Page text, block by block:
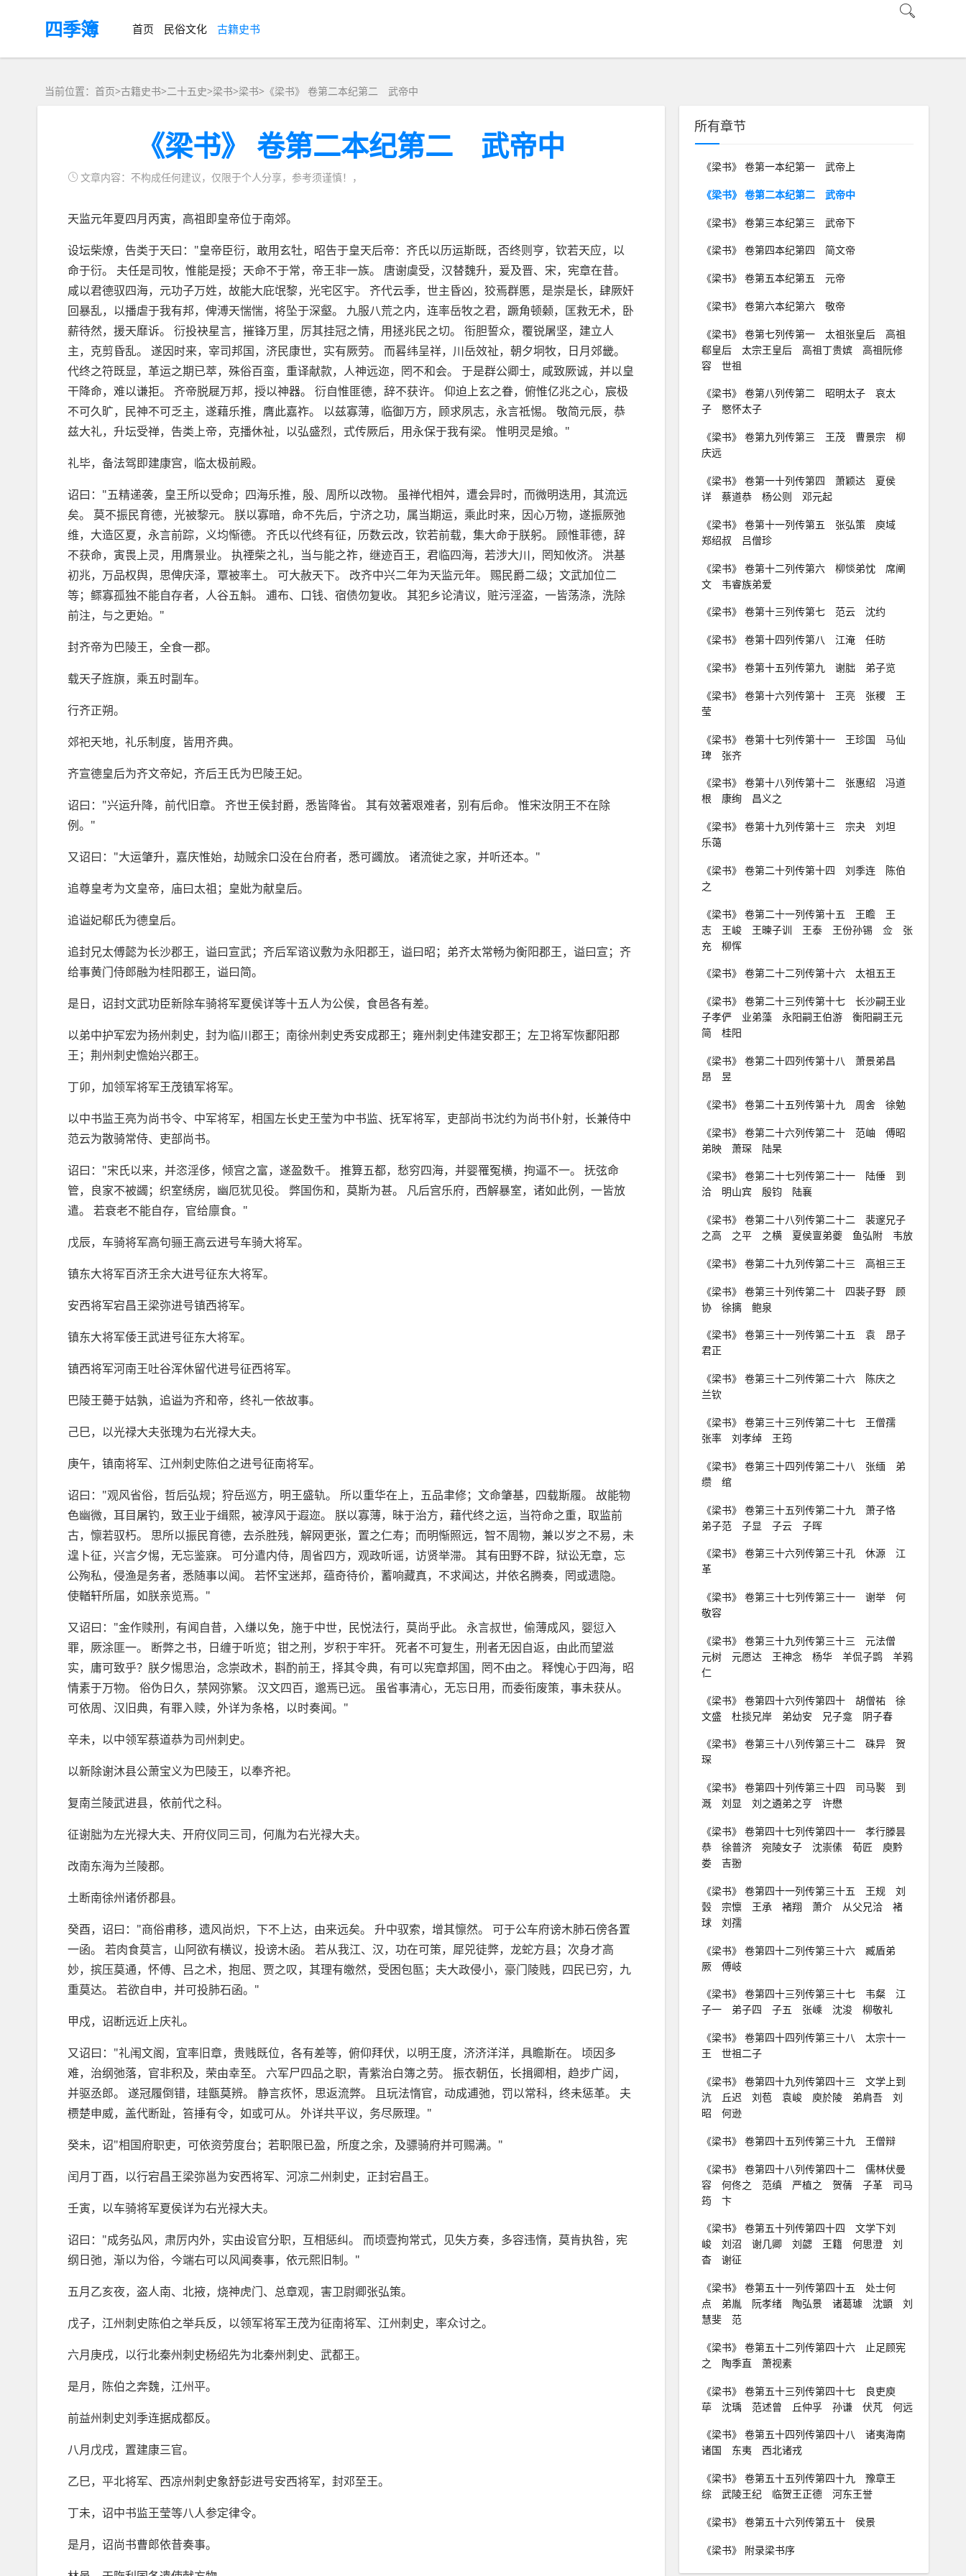
四季簿 首页 民俗文化 古籍史书
当前位置：首页>古籍史书>二十五史>梁书>梁书> 《梁书》 卷第二本纪第二 武帝中
《梁书》 卷第二本纪第二 武帝中
文章内容：不构成任何建议，仅限于个人分享，参考须谨慎！，
天监元年夏四月丙寅，高祖即皇帝位于南郊。
设坛柴燎，告类于天曰："皇帝臣衍，敢用玄牡，昭告于皇天后帝：齐氏以历运斯既，否终则亨，钦若天应，以
命于衍。 夫任是司牧，惟能是授；天命不于常，帝王非一族。 唐谢虞受，汉替魏升，爰及晋、宋，宪章在昔。
咸以君德驭四海，元功子万姓，故能大庇氓黎，光宅区宇。 齐代云季，世主昏凶，狡焉群慝，是崇是长，肆厥奸
回暴乱，以播虐于我有邦，俾溥天惴惴，将坠于深壑。 九服八荒之内，连率岳牧之君，蹶角顿颡，匡救无术，卧
薪待然，援天靡诉。 衍投袂星言，摧锋万里，厉其挂冠之情，用拯兆民之切。 衔胆誓众，覆锐屠坚，建立人
主，克剪昏乱。 遂因时来，宰司邦国，济民康世，实有厥劳。 而晷纬呈祥，川岳效祉，朝夕坰牧，日月郊畿。
代终之符既显，革运之期已萃，殊俗百蛮，重译献款，人神远迩，罔不和会。 于是群公卿士，咸致厥诚，并以皇
干降命，难以谦拒。 齐帝脱屣万邦，授以神器。 衍自惟匪德，辞不获许。 仰迫上玄之眷，俯惟亿兆之心，宸极
不可久旷，民神不可乏主，遂藉乐推，膺此嘉祚。 以兹寡薄，临御万方，顾求夙志，永言祗惕。 敬简元辰，恭
兹大礼，升坛受禅，告类上帝，克播休祉，以弘盛烈，式传厥后，用永保于我有梁。 惟明灵是飨。"
礼毕，备法驾即建康宫，临太极前殿。
诏曰："五精递袭，皇王所以受命；四海乐推，殷、周所以改物。 虽禅代相舛，遭会异时，而微明迭用，其流远
矣。 莫不振民育德，光被黎元。 朕以寡暗，命不先后，宁济之功，属当期运，乘此时来，因心万物，遂振厥弛
维，大造区夏，永言前踪，义均惭德。 齐氏以代终有征，历数云改，钦若前载，集大命于朕躬。 顾惟菲德，辞
不获命，寅畏上灵，用膺景业。 执禋柴之礼，当与能之祚，继迹百王，君临四海，若涉大川，罔知攸济。 洪基
初兆，万品权舆，思俾庆泽，覃被率土。 可大赦天下。 改齐中兴二年为天监元年。 赐民爵二级；文武加位二
等；鳏寡孤独不能自存者，人谷五斛。 逋布、口钱、宿债勿复收。 其犯乡论清议，赃污淫盗，一皆荡涤，洗除
前注，与之更始。"
封齐帝为巴陵王，全食一郡。
载天子旌旗，乘五时副车。
行齐正朔。
郊祀天地，礼乐制度，皆用齐典。
齐宣德皇后为齐文帝妃，齐后王氏为巴陵王妃。
诏曰："兴运升降，前代旧章。 齐世王侯封爵，悉皆降省。 其有效著艰难者，别有后命。 惟宋汝阴王不在除
例。"
又诏曰："大运肇升，嘉庆惟始，劫贼余口没在台府者，悉可蠲放。 诸流徙之家，并听还本。"
追尊皇考为文皇帝，庙曰太祖；皇妣为献皇后。
追谥妃郗氏为德皇后。
追封兄太傅懿为长沙郡王，谥曰宣武；齐后军谘议敷为永阳郡王，谥曰昭；弟齐太常畅为衡阳郡王，谥曰宣；齐
给事黄门侍郎融为桂阳郡王，谥曰简。
是日，诏封文武功臣新除车骑将军夏侯详等十五人为公侯，食邑各有差。
以弟中护军宏为扬州刺史，封为临川郡王；南徐州刺史秀安成郡王；雍州刺史伟建安郡王；左卫将军恢鄱阳郡
王；荆州刺史憺始兴郡王。
丁卯，加领军将军王茂镇军将军。
以中书监王亮为尚书令、中军将军，相国左长史王莹为中书监、抚军将军，吏部尚书沈约为尚书仆射，长兼侍中
范云为散骑常侍、吏部尚书。
诏曰："宋氏以来，并恣淫侈，倾宫之富，遂盈数千。 推算五都，愁穷四海，并婴罹冤横，拘逼不一。 抚弦命
管，良家不被蠲；织室绣房，幽厄犹见役。 弊国伤和，莫斯为甚。 凡后宫乐府，西解暴室，诸如此例，一皆放
遣。 若衰老不能自存，官给廪食。"
戊辰，车骑将军高句骊王高云进号车骑大将军。
镇东大将军百济王余大进号征东大将军。
安西将军宕昌王梁弥进号镇西将军。
镇东大将军倭王武进号征东大将军。
镇西将军河南王吐谷浑休留代进号征西将军。
巴陵王薨于姑孰，追谥为齐和帝，终礼一依故事。
己巳，以光禄大夫张瑰为右光禄大夫。
庚午，镇南将军、江州刺史陈伯之进号征南将军。
诏曰："观风省俗，哲后弘规；狩岳巡方，明王盛轨。 所以重华在上，五品聿修；文命肇基，四载斯履。 故能物
色幽微，耳目屠钓，致王业于缉熙，被淳风于遐迩。 朕以寡薄，昧于治方，藉代终之运，当符命之重，取监前
古，懔若驭朽。 思所以振民育德，去杀胜残，解网更张，置之仁寿；而明惭照远，智不周物，兼以岁之不易，未
遑卜征，兴言夕惕，无忘鉴寐。 可分遣内侍，周省四方，观政听谣，访贤举滞。 其有田野不辟，狱讼无章，忘
公殉私，侵渔是务者，悉随事以闻。 若怀宝迷邦，蕴奇待价，蓄响藏真，不求闻达，并依名腾奏，罔或遗隐。
使輶轩所届，如朕亲览焉。"
又诏曰："金作赎刑，有闻自昔，入缣以免，施于中世，民悦法行，莫尚乎此。 永言叔世，偷薄成风，婴愆入
罪，厥涂匪一。 断弊之书，日缠于听览；钳之刑，岁积于牢犴。 死者不可复生，刑者无因自返，由此而望滋
实，庸可致乎？朕夕惕思治，念崇政术，斟酌前王，择其令典，有可以宪章邦国，罔不由之。 释愧心于四海，昭
情素于万物。 俗伪日久，禁网弥繁。 汉文四百，邈焉已远。 虽省事清心，无忘日用，而委衔废策，事未获从。
可依周、汉旧典，有罪入赎，外详为条格，以时奏闻。"
辛未，以中领军蔡道恭为司州刺史。
以新除谢沐县公萧宝义为巴陵王，以奉齐祀。
复南兰陵武进县，依前代之科。
征谢朏为左光禄大夫、开府仪同三司，何胤为右光禄大夫。
改南东海为兰陵郡。
土断南徐州诸侨郡县。
癸酉，诏曰："商俗甫移，遗风尚炽，下不上达，由来远矣。 升中驭索，增其懔然。 可于公车府谤木肺石傍各置
一函。 若肉食莫言，山阿欲有横议，投谤木函。 若从我江、汉，功在可策，犀兕徒弊，龙蛇方县；次身才高
妙，摈压莫通，怀傅、吕之术，抱屈、贾之叹，其理有皦然，受困包匦；夫大政侵小，豪门陵贱，四民已穷，九
重莫达。 若欲自申，并可投肺石函。"
甲戍，诏断远近上庆礼。
又诏曰："礼闱文阁，宜率旧章，贵贱既位，各有差等，俯仰拜伏，以明王度，济济洋洋，具瞻斯在。 顷因多
难，治纲弛落，官非积及，荣由幸至。 六军尸四品之职，青紫治白簿之劳。 振衣朝伍，长揖卿相，趋步广闼，
并驱丞郎。 遂冠履倒错，珪甑莫辨。 静言疚怀，思返流弊。 且玩法惰官，动成逋弛，罚以常科，终未惩革。 夫
槚楚申威，盖代断趾，笞捶有令，如或可从。 外详共平议，务尽厥理。"
癸未，诏"相国府职吏，可依资劳度台；若职限已盈，所度之余，及骠骑府并可赐满。"
闰月丁酉，以行宕昌王梁弥邕为安西将军、河凉二州刺史，正封宕昌王。
壬寅，以车骑将军夏侯详为右光禄大夫。
诏曰："成务弘风，肃厉内外，实由设官分职，互相惩纠。 而顷壹拘常式，见失方奏，多容违惰，莫肯执咎，宪
纲日弛，渐以为俗，今端右可以风闻奏事，依元熙旧制。"
五月乙亥夜，盗人南、北掖，烧神虎门、总章观，害卫尉卿张弘策。
戊子，江州刺史陈伯之举兵反，以领军将军王茂为征南将军、江州刺史，率众讨之。
六月庚戌，以行北秦州刺史杨绍先为北秦州刺史、武都王。
是月，陈伯之奔魏，江州平。
前益州刺史刘季连据成都反。
八月戊戌，置建康三官。
乙巳，平北将军、西凉州刺史象舒彭进号安西将军，封邓至王。
丁未，诏中书监王莹等八人参定律令。
是月，诏尚书曹郎依昔奏事。
所有章节
《梁书》 卷第一本纪第一 武帝上
《梁书》 卷第二本纪第二 武帝中
《梁书》 卷第三本纪第三 武帝下
《梁书》 卷第四本纪第四 简文帝
《梁书》 卷第五本纪第五 元帝
《梁书》 卷第六本纪第六 敬帝
《梁书》 卷第七列传第一 太祖张皇后 高祖
郗皇后 太宗王皇后 高祖丁贵嫔 高祖阮修
容 世祖
《梁书》 卷第八列传第二 昭明太子 哀太
子 愍怀太子
《梁书》 卷第九列传第三 王茂 曹景宗 柳
庆远
《梁书》 卷第一十列传第四 萧颖达 夏侯
详 蔡道恭 杨公则 邓元起
《梁书》 卷第十一列传第五 张弘策 庾域
郑绍叔 吕僧珍
《梁书》 卷第十二列传第六 柳惔弟忱 席阐
文 韦睿族弟爱
《梁书》 卷第十三列传第七 范云 沈约
《梁书》 卷第十四列传第八 江淹 任昉
《梁书》 卷第十五列传第九 谢朏 弟子览
《梁书》 卷第十六列传第十 王亮 张稷 王
莹
《梁书》 卷第十七列传第十一 王珍国 马仙
琕 张齐
《梁书》 卷第十八列传第十二 张惠绍 冯道
根 康绚 昌义之
《梁书》 卷第十九列传第十三 宗夬 刘坦
乐蔼
《梁书》 卷第二十列传第十四 刘季连 陈伯
之
《梁书》 卷第二十一列传第十五 王瞻 王
志 王峻 王暕子训 王泰 王份孙锡 佥 张
充 柳恽
《梁书》 卷第二十二列传第十六 太祖五王
《梁书》 卷第二十三列传第十七 长沙嗣王业
子孝俨 业弟藻 永阳嗣王伯游 衡阳嗣王元
简 桂阳
《梁书》 卷第二十四列传第十八 萧景弟昌
昂 昱
《梁书》 卷第二十五列传第十九 周舍 徐勉
《梁书》 卷第二十六列传第二十 范岫 傅昭
弟映 萧琛 陆杲
《梁书》 卷第二十七列传第二十一 陆倕 到
洽 明山宾 殷钧 陆襄
《梁书》 卷第二十八列传第二十二 裴邃兄子
之高 之平 之横 夏侯亶弟夔 鱼弘附 韦放
《梁书》 卷第二十九列传第二十三 高祖三王
《梁书》 卷第三十列传第二十 四裴子野 顾
协 徐摛 鲍泉
《梁书》 卷第三十一列传第二十五 袁 昂子
君正
《梁书》 卷第三十二列传第二十六 陈庆之
兰钦
《梁书》 卷第三十三列传第二十七 王僧孺
张率 刘孝绰 王筠
《梁书》 卷第三十四列传第二十八 张缅 弟
缵 绾
《梁书》 卷第三十五列传第二十九 萧子恪
弟子范 子显 子云 子晖
《梁书》 卷第三十六列传第三十孔 休源 江
革
《梁书》 卷第三十七列传第三十一 谢举 何
敬容
《梁书》 卷第三十九列传第三十三 元法僧
元树 元愿达 王神念 杨华 羊侃子鹍 羊鸦
仁
《梁书》 卷第四十六列传第四十 胡僧祐 徐
文盛 杜掞兄岸 弟幼安 兄子龛 阴子春
《梁书》 卷第三十八列传第三十二 硃异 贺
琛
《梁书》 卷第四十列传第三十四 司马褧 到
溉 刘显 刘之遴弟之亨 许懋
《梁书》 卷第四十七列传第四十一 孝行滕昙
恭 徐普济 宛陵女子 沈崇傃 荀匠 庾黔
娄 吉翂
《梁书》 卷第四十一列传第三十五 王规 刘
瑴 宗懔 王承 褚翔 萧介 从父兄洽 褚
球 刘孺
《梁书》 卷第四十二列传第三十六 臧盾弟
厥 傅岐
《梁书》 卷第四十三列传第三十七 韦粲 江
子一 弟子四 子五 张嵊 沈浚 柳敬礼
《梁书》 卷第四十四列传第三十八 太宗十一
王 世祖二子
《梁书》 卷第四十九列传第四十三 文学上到
沆 丘迟 刘苞 袁峻 庾於陵 弟肩吾 刘
昭 何逊
《梁书》 卷第四十五列传第三十九 王僧辩
《梁书》 卷第四十八列传第四十二 儒林伏曼
容 何佟之 范缜 严植之 贺蒨 子革 司马
筠 卞
《梁书》 卷第五十列传第四十四 文学下刘
峻 刘沼 谢几卿 刘勰 王籍 何思澄 刘
杳 谢征
《梁书》 卷第五十一列传第四十五 处士何
点 弟胤 阮孝绪 陶弘景 诸葛璩 沈顗 刘
慧斐 范
《梁书》 卷第五十二列传第四十六 止足顾宪
之 陶季直 萧视素
《梁书》 卷第五十三列传第四十七 良吏庾
荜 沈瑀 范述曾 丘仲孚 孙谦 伏芃 何远
《梁书》 卷第五十四列传第四十八 诸夷海南
诸国 东夷 西北诸戎
《梁书》 卷第五十五列传第四十九 豫章王
综 武陵王纪 临贺王正德 河东王誉
《梁书》 卷第五十六列传第五十 侯景
《梁书》 附录梁书序